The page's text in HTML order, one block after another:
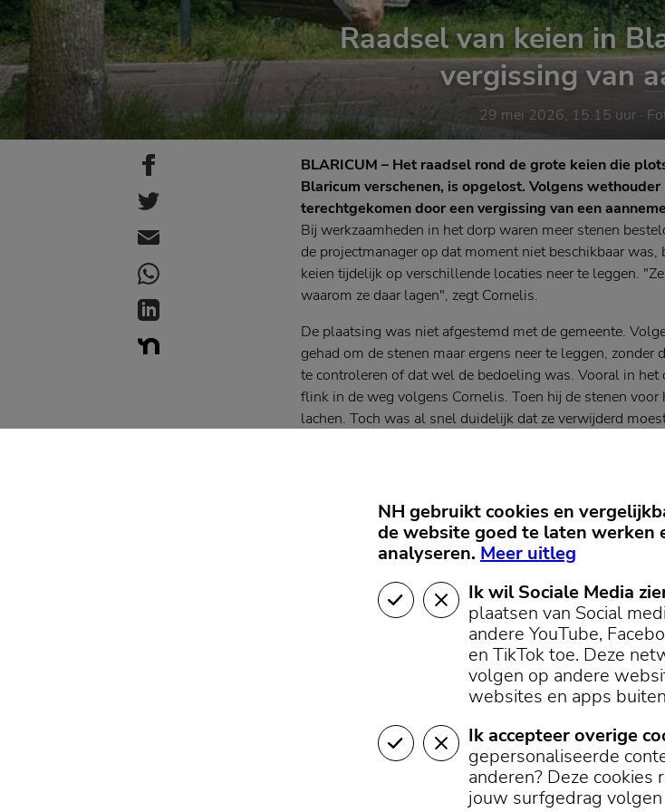
Raadsel van keien in
vergissing van
29 mei 2026, 15.15 uur·
BLARICUM – Het raadsel rond de grote keien die
Blaricum verschenen, is opgelost. Volgens
terechtgekomen door een vergissing van een
Bij werkzaamheden in het dorp waren meer stenen
de projectmanager op dat moment niet beschikbaar
keien tijdelijk op verschillende locaties neer te leggen.
waarom ze daar lagen", zegt Cornelis.
De plaatsing was niet afgestemd met de gemeente.
gehad om de stenen maar ergens neer te leggen,
te controleren of dat wel de bedoeling was. Vooral in
flink in de weg volgens Cornelis. Toen hij de stenen voor
lachen. Toch was al snel duidelijk dat ze verwijderd
omdat de keien erg zwaar zijn en speciaal vervoer nodig
projecten met aannemers weleens iets mis. "We werken
er een fout gemaakt."
NH gebruikt cookies en
de website goed te laten werken
analyseren. Meer uitleg
Ik wil Sociale Media
plaatsen van Social
andere YouTube,
en TikTok toe. Deze
volgen op andere
websites en apps
Ik accepteer overige
gepersonaliseerde
anderen? Deze cookies
jouw surfgedrag